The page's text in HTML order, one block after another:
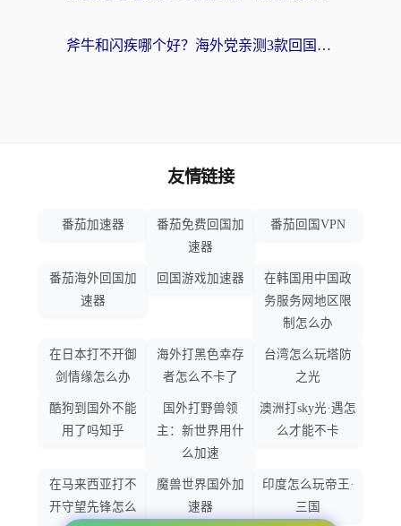
斧牛和闪疾哪个好？海外党亲测3款回国加速器，教你选到不踩坑的那一款
友情链接
番茄加速器
番茄免费回国加
速器
番茄回国VPN
番茄海外回国加
速器
回国游戏加速器
在韩国用中国政
务服务网地区限
制怎么办
在日本打不开御
剑情缘怎么办
海外打黑色幸存
者怎么不卡了
台湾怎么玩塔防
之光
酷狗到国外不能
用了吗知乎
国外打野兽领
主：新世界用什
么加速
澳洲打sky光·遇怎
么才能不卡
在马来西亚打不
开守望先锋怎么
魔兽世界国外加
速器
印度怎么玩帝王·
三国